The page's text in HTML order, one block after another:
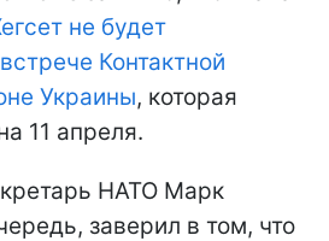
не будет
Контактной
Украины, которая
11 апреля.
НАТО Марк
заверил в том, что